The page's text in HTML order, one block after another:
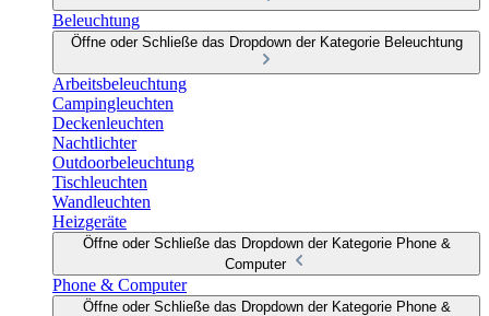
Beleuchtung
Öffne oder Schließe das Dropdown der Kategorie Beleuchtung
Arbeitsbeleuchtung
Campingleuchten
Deckenleuchten
Nachtlichter
Outdoorbeleuchtung
Tischleuchten
Wandleuchten
Heizgeräte
Öffne oder Schließe das Dropdown der Kategorie Phone &
Computer
Phone & Computer
Öffne oder Schließe das Dropdown der Kategorie Phone &